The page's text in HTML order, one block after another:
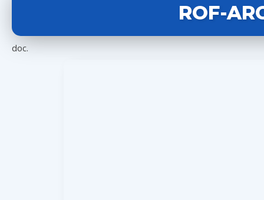
ROF-
doc.